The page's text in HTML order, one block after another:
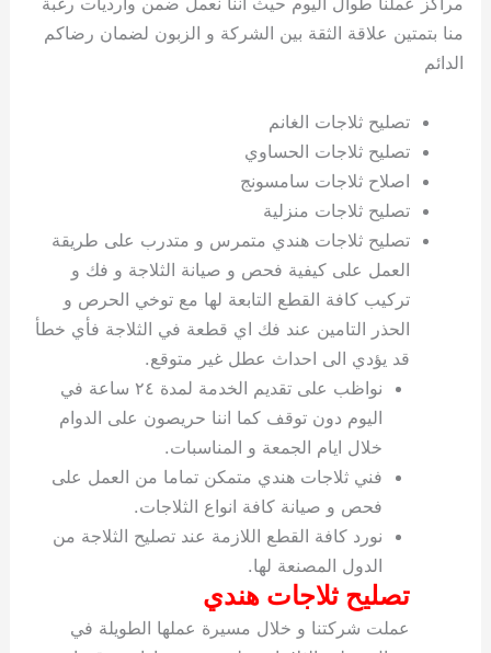
منا بتمتين علاقة الثقة بين الشركة و الزبون لضمان رضاكم
الدائم
تصليح ثلاجات الغانم
تصليح ثلاجات الحساوي
اصلاح ثلاجات سامسونج
تصليح ثلاجات منزلية
تصليح ثلاجات هندي متمرس و متدرب على طريقة
العمل على كيفية فحص و صيانة الثلاجة و فك و
تركيب كافة القطع التابعة لها مع توخي الحرص و
الحذر التامين عند فك اي قطعة في الثلاجة فأي خطأ
قد يؤدي الى احداث عطل غير متوقع.
نواظب على تقديم الخدمة لمدة ٢٤ ساعة في
اليوم دون توقف كما اننا حريصون على الدوام
خلال ايام الجمعة و المناسبات.
فني ثلاجات هندي متمكن تماما من العمل على
فحص و صيانة كافة انواع الثلاجات.
نورد كافة القطع اللازمة عند تصليح الثلاجة من
الدول المصنعة لها.
تصليح ثلاجات هندي
عملت شركتنا و خلال مسيرة عملها الطويلة في